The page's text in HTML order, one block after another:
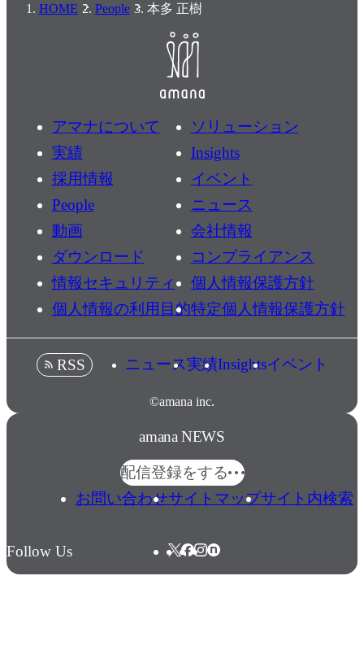
HOME People 本多 正樹
アマナについて
ソリューション
実績
Insights
採用情報
イベント
People
ニュース
動画
会社情報
ダウンロード
コンプライアンス
情報セキュリティ
個人情報保護方針
個人情報の利用目的特定個人情報保護方針
©amana inc.
RSS ニュース実績Insightsイベント
amana NEWS
配信登録をする
お問い合わせサイトマップサイト内検索
Follow Us